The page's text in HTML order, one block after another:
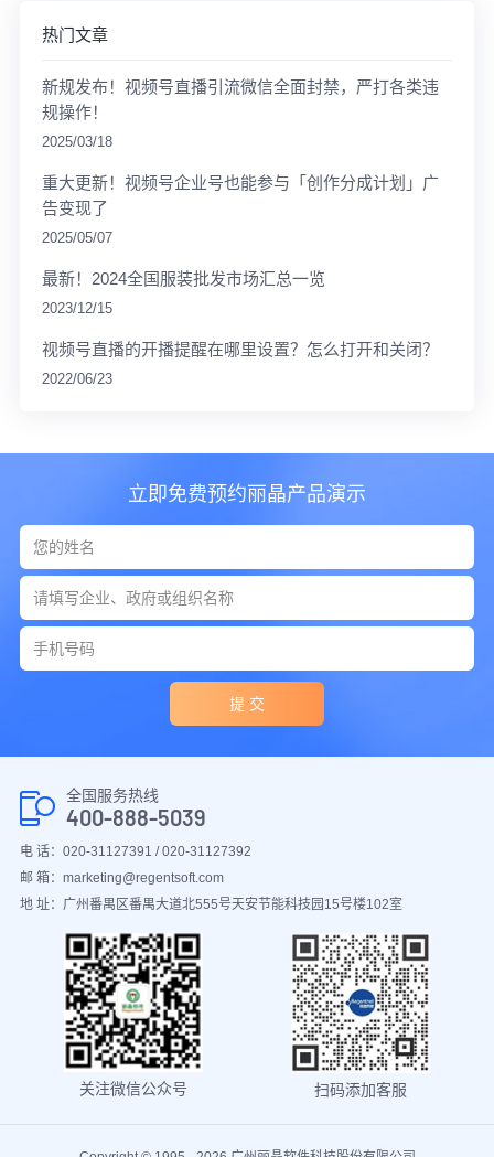
热门文章
新规发布！视频号直播引流微信全面封禁，严打各类违
规操作！
2025/03/18
重大更新！视频号企业号也能参与「创作分成计划」广
告变现了
2025/05/07
最新！2024全国服装批发市场汇总一览
2023/12/15
视频号直播的开播提醒在哪里设置？怎么打开和关闭？
2022/06/23
立即免费预约丽晶产品演示
提 交
全国服务热线
400-888-5039
电 话：020-31127391 / 020-31127392
邮 箱：marketing@regentsoft.com
地 址：广州番禺区番禺大道北555号天安节能科技园15号楼102室
关注微信公众号 扫码添加客服